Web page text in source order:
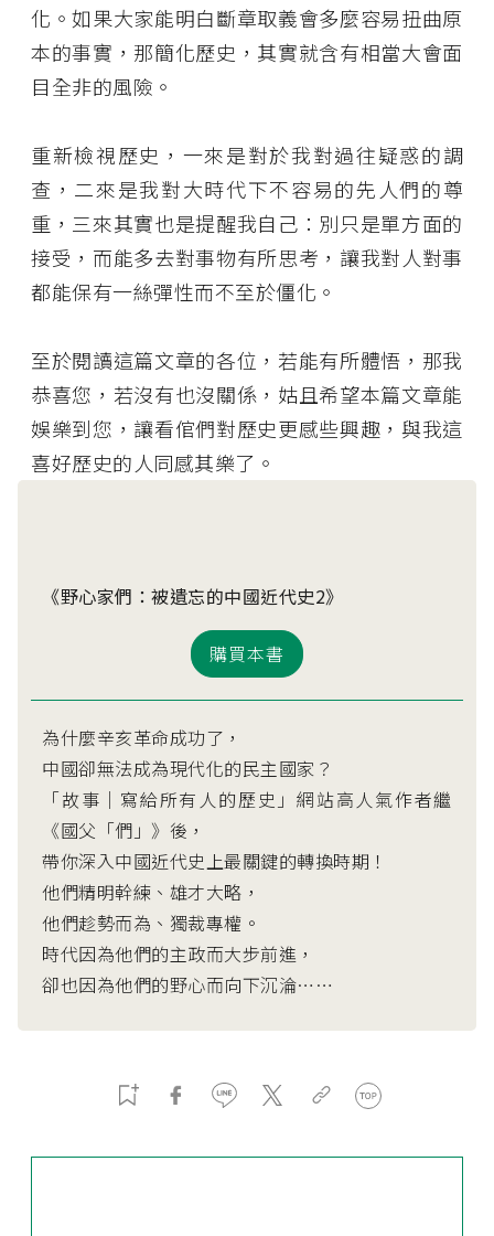
化。如果大家能明白斷章取義會多麼容易扭曲原
本的事實，那簡化歷史，其實就含有相當大會面
目全非的風險。
重新檢視歷史，一來是對於我對過往疑惑的調
查，二來是我對大時代下不容易的先人們的尊
重，三來其實也是提醒我自己：別只是單方面的
接受，而能多去對事物有所思考，讓我對人對事
都能保有一絲彈性而不至於僵化。
至於閱讀這篇文章的各位，若能有所體悟，那我
恭喜您，若沒有也沒關係，姑且希望本篇文章能
娛樂到您，讓看倌們對歷史更感些興趣，與我這
喜好歷史的人同感其樂了。
《野心家們：被遺忘的中國近代史2》
購買本書
為什麼辛亥革命成功了，
中國卻無法成為現代化的民主國家？
「故事｜寫給所有人的歷史」網站高人氣作者繼
《國父「們」》後，
帶你深入中國近代史上最關鍵的轉換時期！
他們精明幹練、雄才大略，
他們趁勢而為、獨裁專權。
時代因為他們的主政而大步前進，
卻也因為他們的野心而向下沉淪……